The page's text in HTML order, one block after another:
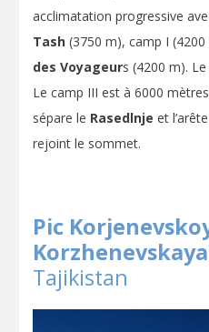
acclimatation progressive
Tash (3750 m), camp I
des Voyageurs (4200 m).
Le camp III est à 6000
sépare le Rasedlnje et
rejoint le sommet.
Pic
Tajikistan